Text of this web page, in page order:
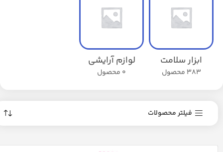
ابزار سلامت
383 محصول
لوازم آرایشی
0 محصول
فیلتر محصولات